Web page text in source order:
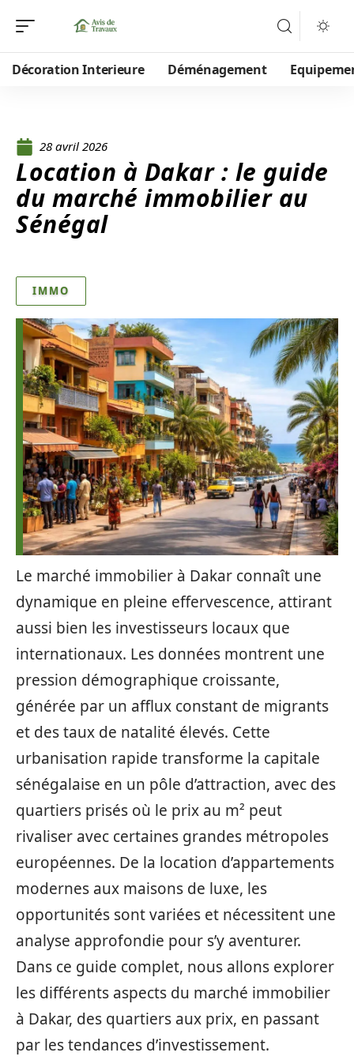
Décoration Interieure Déménagement
28 avril 2026
Location à Dakar : le guide
du marché immobilier au
Sénégal
IMMO
Le marché immobilier à Dakar connaît une
dynamique en pleine effervescence, attirant
aussi bien les investisseurs locaux que
internationaux. Les données montrent une
pression démographique croissante,
générée par un afflux constant de migrants
et des taux de natalité élevés. Cette
urbanisation rapide transforme la capitale
sénégalaise en un pôle d’attraction, avec des
quartiers prisés où le prix au m² peut
rivaliser avec certaines grandes métropoles
européennes. De la location d’appartements
modernes aux maisons de luxe, les
opportunités sont variées et nécessitent une
analyse approfondie pour s’y aventurer.
Dans ce guide complet, nous allons explorer
les différents aspects du marché immobilier
à Dakar, des quartiers aux prix, en passant
par les tendances d’investissement.